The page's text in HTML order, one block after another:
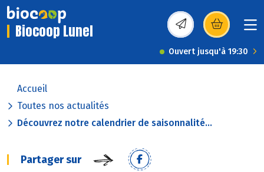
Biocoop Lunel (s’ouvre dans une
Ouvert jusqu'à 19:30
Accueil
Toutes nos actualités
Découvrez notre calendrier de saisonnalité...
Partager sur